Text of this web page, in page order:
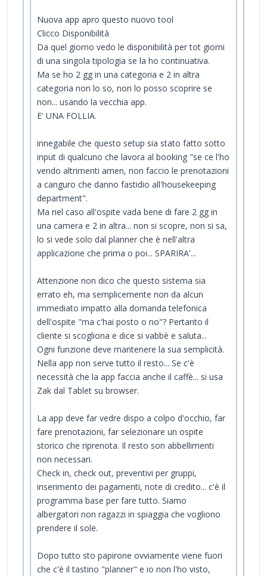
Nuova app apro questo nuovo tool
Clicco Disponibilità
Da quel giorno vedo le disponibilità per tot giorni
di una singola tipologia se la ho continuativa.
Ma se ho 2 gg in una categoria e 2 in altra
categoria non lo so, non lo posso scoprire se
non... usando la vecchia app.
E' UNA FOLLIA.
innegabile che questo setup sia stato fatto sotto
input di qualcuno che lavora al booking "se ce l'ho
vendo altrimenti amen, non faccio le prenotazioni
a canguro che danno fastidio all'housekeeping
department".
Ma nel caso all'ospite vada bene di fare 2 gg in
una camera e 2 in altra... non si scopre, non si sa,
lo si vede solo dal planner che è nell'altra
applicazione che prima o poi... SPARIRA'...
Attenzione non dico che questo sistema sia
errato eh, ma semplicemente non da alcun
immediato impatto alla domanda telefonica
dell'ospite "ma c'hai posto o no"? Pertanto il
cliente si scogliona e dice si vabbè e saluta...
Ogni funzione deve mantenere la sua semplicità.
Nella app non serve tutto il resto... Se c'è
necessità che la app faccia anche il caffè... si usa
Zak dal Tablet su browser.
La app deve far vedre dispo a colpo d'occhio, far
fare prenotazioni, far selezionare un ospite
storico che riprenota. Il resto son abbellimenti
non necessari.
Check in, check out, preventivi per gruppi,
inserimento dei pagamenti, note di credito... c'è il
programma base per fare tutto. Siamo
albergatori non ragazzi in spiaggia che vogliono
prendere il sole.
Dopo tutto sto papirone ovviamente viene fuori
che c'è il tastino "planner" e io non l'ho visto,